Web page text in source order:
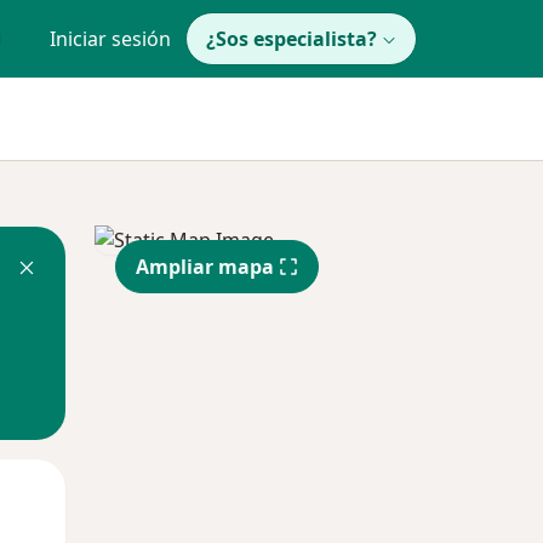
Iniciar sesión ¿Sos especialista?
Ampliar mapa